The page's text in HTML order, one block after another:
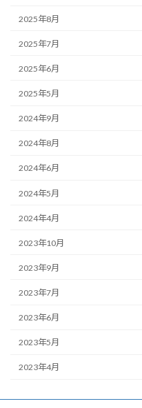
2025年8月
2025年7月
2025年6月
2025年5月
2024年9月
2024年8月
2024年6月
2024年5月
2024年4月
2023年10月
2023年9月
2023年7月
2023年6月
2023年5月
2023年4月